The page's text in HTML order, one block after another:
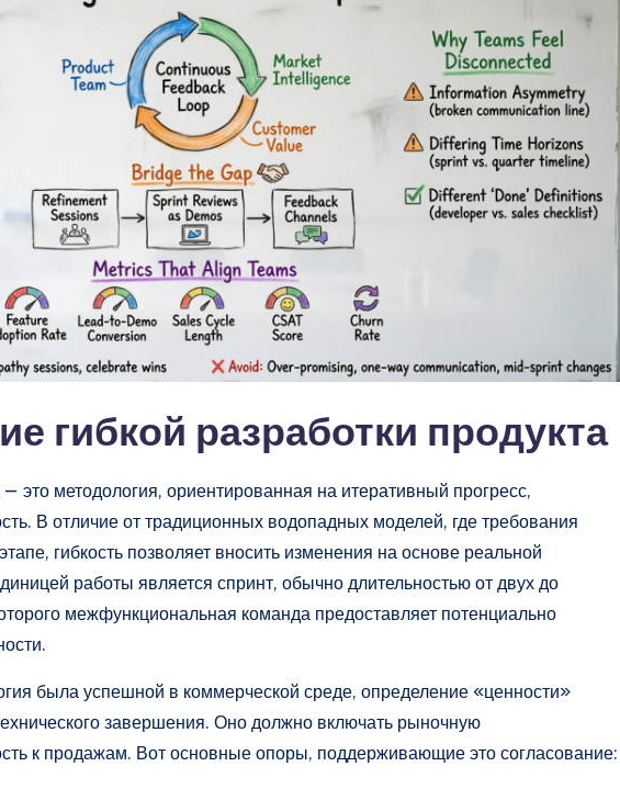
гибкой разработки продукта
— это методология, ориентированная на итеративный прогресс,
В отличие от традиционных водопадных моделей, где требования
гибкость позволяет вносить изменения на основе реальной
работы является спринт, обычно длительностью от двух до
межфункциональная команда предоставляет потенциально
была успешной в коммерческой среде, определение «ценности»
завершения. Оно должно включать рыночную
к продажам. Вот основные опоры, поддерживающие это согласование: